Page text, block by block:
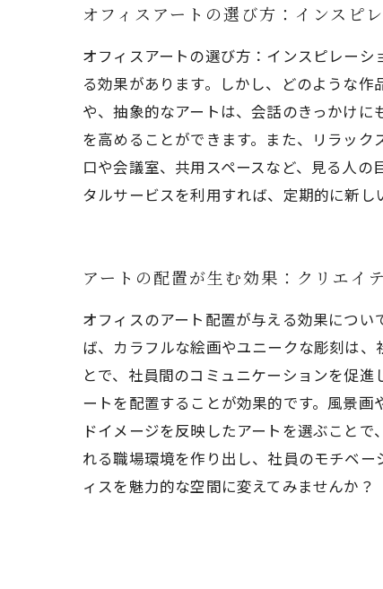
オフィスアートの選び方：インスピ
オフィスアートの選び方：インスピレー
る効果があります。しかし、どのような
や、抽象的なアートは、会話のきっかけ
を高めることができます。また、リラッ
口や会議室、共用スペースなど、見る人
タルサービスを利用すれば、定期的に新
アートの配置が生む効果：クリエイ
オフィスのアート配置が与える効果につ
ば、カラフルな絵画やユニークな彫刻は
とで、社員間のコミュニケーションを促
ートを配置することが効果的です。風景
ドイメージを反映したアートを選ぶこと
れる職場環境を作り出し、社員のモチベ
ィスを魅力的な空間に変えてみませんか？